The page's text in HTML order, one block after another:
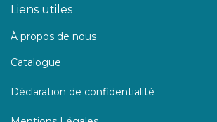
Liens utiles
À propos de nous
Catalogue
Déclaration de confidentialité